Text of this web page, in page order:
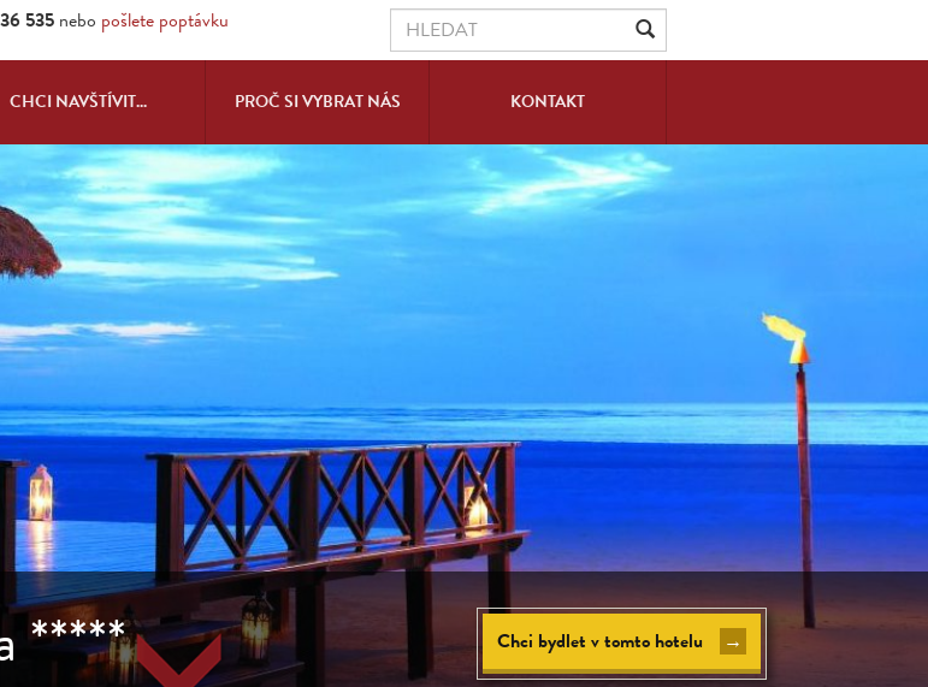
535 nebo pošlete poptávku
CHCI NAVŠTÍVIT... PROČ SI VYBRAT NÁS KONTAKT
***** Chci bydlet v tomto hotelu →